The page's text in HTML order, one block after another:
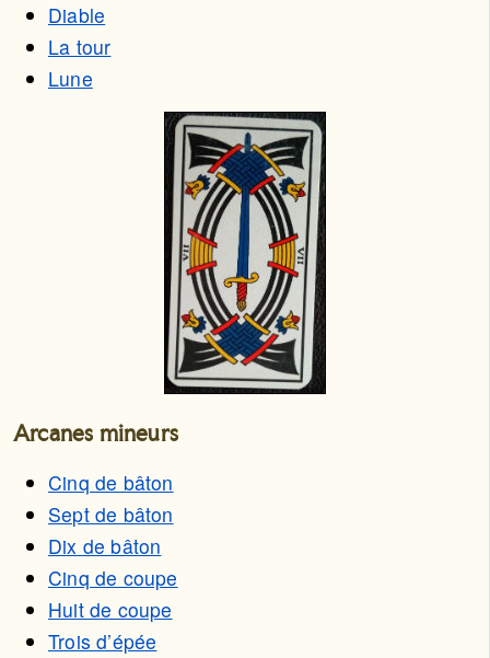
Diable
La tour
Lune
Arcanes mineurs
Cinq de bâton
Sept de bâton
Dix de bâton
Cinq de coupe
Huit de coupe
Trois d’épée